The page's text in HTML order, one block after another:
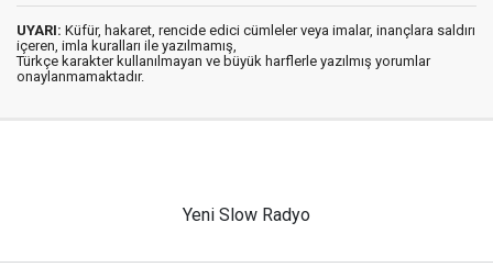
UYARI: Küfür, hakaret, rencide edici cümleler veya imalar, inançlara saldırı
içeren, imla kuralları ile yazılmamış,
Türkçe karakter kullanılmayan ve büyük harflerle yazılmış yorumlar
onaylanmamaktadır.
Yeni Slow Radyo